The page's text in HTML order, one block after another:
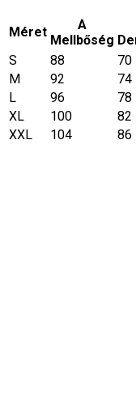
Méret
A
Mellbőség
S
88 70
M
92 74
L
96 78
XL
100 82
XXL
104 86